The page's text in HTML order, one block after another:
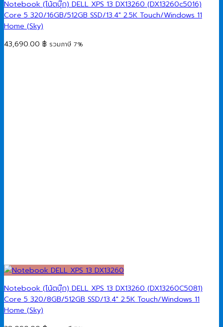
Notebook (โน้ตบุ๊ก) DELL XPS 13 DX13260 (DX13260c5016)
Core 5 320/16GB/512GB SSD/13.4″ 2.5K Touch/Windows 11
Home (Sky)
43,690.00 ฿ รวมภาษี 7%
Notebook (โน้ตบุ๊ก) DELL XPS 13 DX13260 (DX13260C5081)
Core 5 320/8GB/512GB SSD/13.4″ 2.5K Touch/Windows 11
Home (Sky)